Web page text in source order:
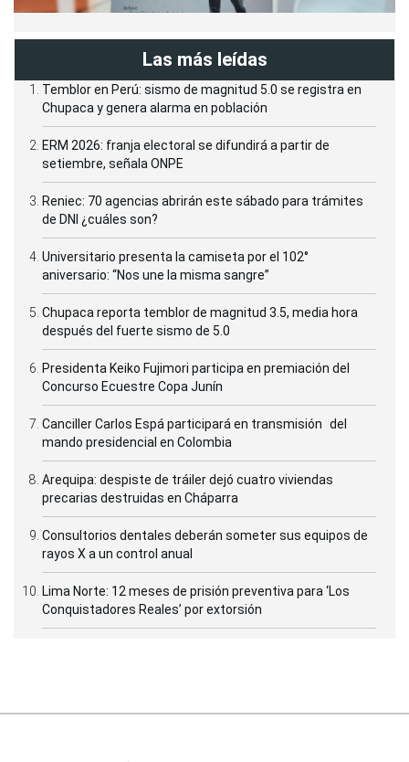
Las más leídas
Temblor en Perú: sismo de magnitud 5.0 se registra en
Chupaca y genera alarma en población
ERM 2026: franja electoral se difundirá a partir de
setiembre, señala ONPE
Reniec: 70 agencias abrirán este sábado para trámites
de DNI ¿cuáles son?
Universitario presenta la camiseta por el 102°
aniversario: “Nos une la misma sangre”
Chupaca reporta temblor de magnitud 3.5, media hora
después del fuerte sismo de 5.0
Presidenta Keiko Fujimori participa en premiación del
Concurso Ecuestre Copa Junín
Canciller Carlos Espá participará en transmisión del
mando presidencial en Colombia
Arequipa: despiste de tráiler dejó cuatro viviendas
precarias destruidas en Cháparra
Consultorios dentales deberán someter sus equipos de
rayos X a un control anual
Lima Norte: 12 meses de prisión preventiva para ‘Los
Conquistadores Reales’ por extorsión